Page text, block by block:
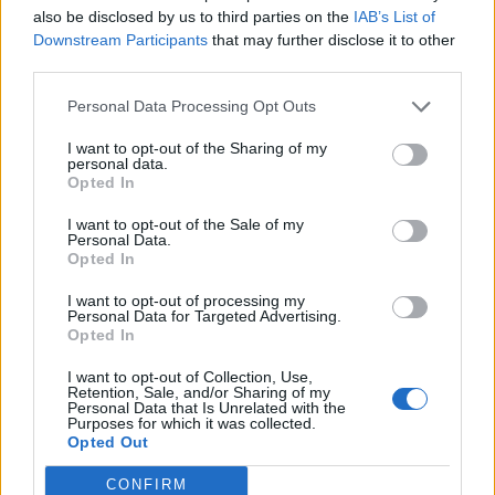
also be disclosed by us to third parties on the IAB’s List of
Downstream Participants that may further disclose it to other
Personal Data Processing Opt Outs
I want to opt-out of the Sharing of my
personal data.
Opted In
I want to opt-out of the Sale of my
Personal Data.
Opted In
I want to opt-out of processing my
Personal Data for Targeted Advertising.
Opted In
I want to opt-out of Collection, Use,
Retention, Sale, and/or Sharing of my
Personal Data that Is Unrelated with the
Purposes for which it was collected.
Opted Out
CONFIRM
ή επιφανειακά στην επιδερμίδα
μπορεί να κάνει τη διάγνωση κατά τη διάρκεια
μιας απλής εξέτασης.
Σπυράκια στο πέος: Τι σημαίνουν ανάλογα με το
Καρκίνος του πέους: Αίτια και συμπτώματα
Μύκητες γεννητικών οργάνων: Τα συμπτώματα
που πρέπει να σας ανησυχήσουν